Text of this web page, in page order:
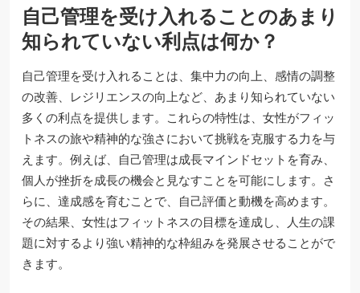
自己管理を受け入れることのあまり
知られていない利点は何か？
自己管理を受け入れることは、集中力の向上、感情の調整
の改善、レジリエンスの向上など、あまり知られていない
多くの利点を提供します。これらの特性は、女性がフィッ
トネスの旅や精神的な強さにおいて挑戦を克服する力を与
えます。例えば、自己管理は成長マインドセットを育み、
個人が挫折を成長の機会と見なすことを可能にします。さ
らに、達成感を育むことで、自己評価と動機を高めます。
その結果、女性はフィットネスの目標を達成し、人生の課
題に対するより強い精神的な枠組みを発展させることがで
きます。